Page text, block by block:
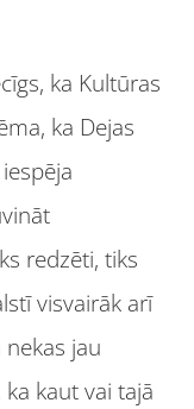
ka Kultūras
ka Dejas
redzēti, tiks
visvairāk arī
jau
kaut vai tajā